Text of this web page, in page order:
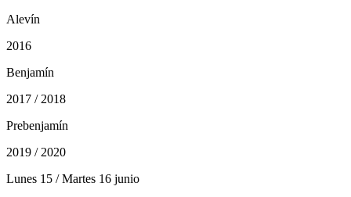
Alevín
2016
Benjamín
2017 / 2018
Prebenjamín
2019 / 2020
Lunes 15 / Martes 16 junio